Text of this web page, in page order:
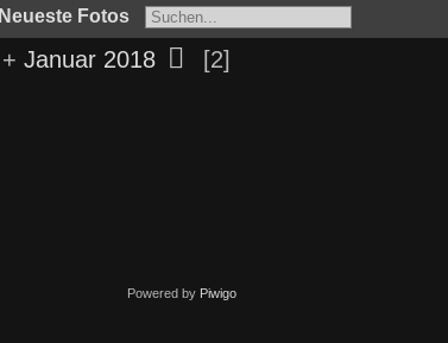
Neueste Fotos
+Januar 2018 2
Powered by Piwigo